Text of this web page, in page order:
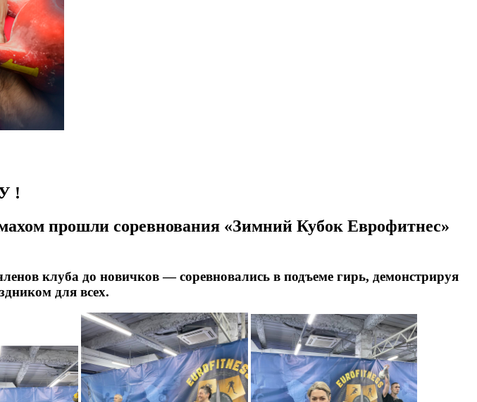
!
прошли соревнования «Зимний Кубок Еврофитнес»
клуба до новичков — соревновались в подъеме гирь, демонстрируя
для всех.